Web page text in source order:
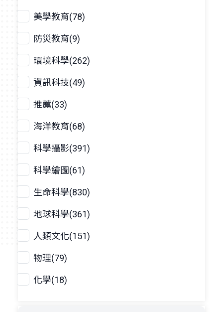
美學教育(78)
防災教育(9)
環境科學(262)
資訊科技(49)
推薦(33)
海洋教育(68)
科學攝影(391)
科學繪圖(61)
生命科學(830)
地球科學(361)
人類文化(151)
物理(79)
化學(18)